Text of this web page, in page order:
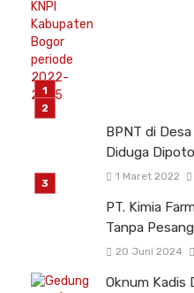
BPNT di
Diduga
1 Maret 2022
PT. Kimia
Tanpa
20 Juni 2024
Oknum Kadis